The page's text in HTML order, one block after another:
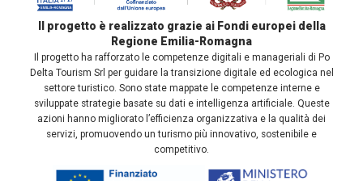
Il progetto è realizzato grazie ai Fondi europei della
Regione Emilia-Romagna
Il progetto ha rafforzato le competenze digitali e manageriali di Po
Delta Tourism Srl per guidare la transizione digitale ed ecologica nel
settore turistico. Sono state mappate le competenze interne e
sviluppate strategie basate su dati e intelligenza artificiale. Queste
azioni hanno migliorato l’efficienza organizzativa e la qualità dei
servizi, promuovendo un turismo più innovativo, sostenibile e
competitivo.